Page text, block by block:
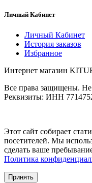
Личный Кабинет
Личный Кабинет
История заказов
Избранное
Интернет магазин
Все права защищены. Не
Реквизиты: ИНН
Этот сайт собирает
посетителей. Мы
сделать ваше
Политика
Принять